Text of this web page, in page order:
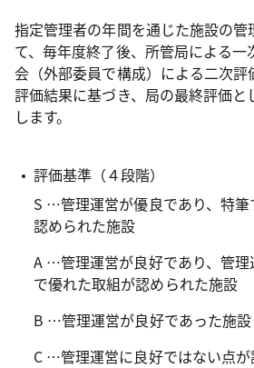
指定管理者の年間を通じた施設の管
て、毎年度終了後、所管局による一
会（外部委員で構成）による二次
評価結果に基づき、局の最終評価と
します。
評価基準（４段階）
S …管理運営が優良であり、特
認められた施設
A …管理運営が良好であり、管
で優れた取組が認められた施設
B …管理運営が良好であった施設
C …管理運営に良好ではない点